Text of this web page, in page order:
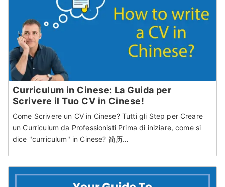
Curriculum in Cinese: La Guida per
Scrivere il Tuo CV in Cinese!
Come Scrivere un CV in Cinese? Tutti gli Step per Creare
un Curriculum da Professionisti Prima di iniziare, come si
dice "curriculum" in Cinese? 简历…